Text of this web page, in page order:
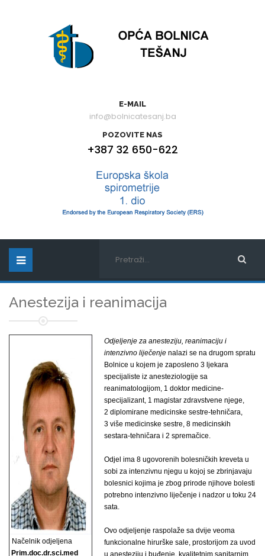
E-MAIL
info@bolnicatesanj.ba
POZOVITE NAS
+387 32 650-622
Anestezija i reanimacija
Načelnik odjeljena
Prim.doc.dr.sci.med
Odjeljenje za anesteziju, reanimaciju i
intenzivno liječenje nalazi se na drugom spratu
Bolnice u kojem je zaposleno 3 ljekara
specijaliste iz anesteziologije sa
reanimatologijom, 1 doktor medicine-
specijalizant, 1 magistar zdravstvene njege,
2 diplomirane medicinske sestre-tehničara,
3 više medicinske sestre, 8 medicinskih
sestara-tehničara i 2 spremačice.
Odjel ima 8 ugovorenih bolesničkih kreveta u
sobi za intenzivnu njegu u kojoj se zbrinjavaju
bolesnici kojima je zbog prirode njihove bolesti
potrebno intenzivno liječenje i nadzor u toku 24
sata.
Ovo odjeljenje raspolaže sa dvije veoma
funkcionalne hirurške sale, prostorijom za uvod
u anesteziju i buđenje, kvalitetnim sanitarnim